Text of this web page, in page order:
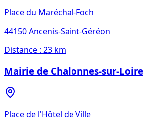
Place du Maréchal-Foch
44150Ancenis-Saint-Géréon
Distance : 23 km
Mairie de Chalonnes-sur-Loire
Place de l'Hôtel de Ville